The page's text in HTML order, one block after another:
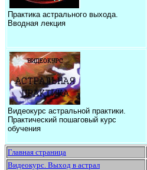
Практика астрального выхода.
Вводная лекция
Видеокурс астральной практики.
Практический пошаговый курс
обучения
Главная страница
Видеокурс. Выход в астрал